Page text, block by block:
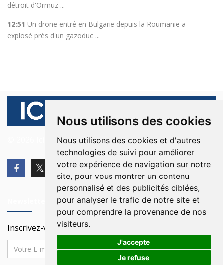
Nous utilisons des cookies
Nous utilisons des cookies et d'autres
technologies de suivi pour améliorer
votre expérience de navigation sur notre
site, pour vous montrer un contenu
personnalisé et des publicités ciblées,
pour analyser le trafic de notre site et
pour comprendre la provenance de nos
visiteurs.
J'accepte
Je refuse
détroit d'Ormuz ...
12:51 Un drone entré en Bulgarie depuis la Roumanie a
explosé près d'un gazoduc ...
© 2026 Ici Beyrouth. Tous les droits sont réservés.
Inscrivez-vous à notre Newsletter